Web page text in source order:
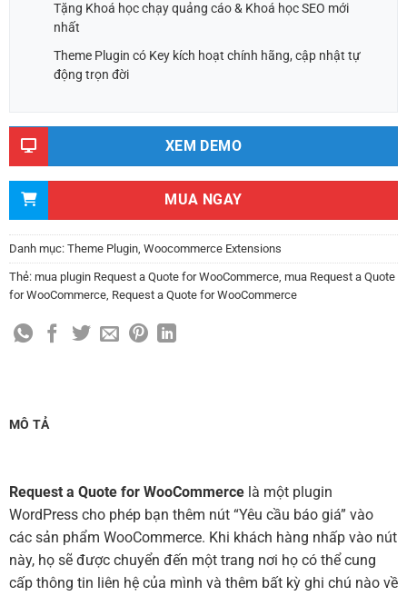
Tặng Khoá học chạy quảng cáo & Khoá học SEO mới
nhất
Theme Plugin có Key kích hoạt chính hãng, cập nhật tự
động trọn đời
XEM DEMO
MUA NGAY
Danh mục: Theme Plugin Woocommerce Extensions
Thẻ: mua plugin Request a Quote for WooCommerce mua Request a Quote
for WooCommerce Request a Quote for WooCommerce
MÔ TẢ
Request a Quote for WooCommerce là một plugin
WordPress cho phép bạn thêm nút “Yêu cầu báo giá” vào
các sản phẩm WooCommerce. Khi khách hàng nhấp vào nút
này, họ sẽ được chuyển đến một trang nơi họ có thể cung
cấp thông tin liên hệ của mình và thêm bất kỳ ghi chú nào về